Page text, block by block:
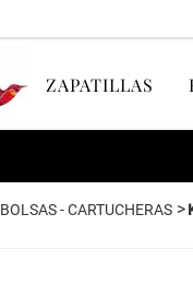
ZAPATILLAS
BOLSAS - CARTUCHERAS >